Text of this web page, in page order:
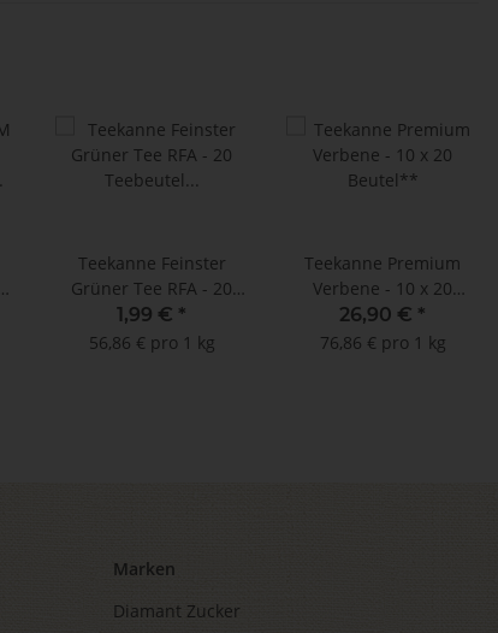
Teekanne Feinster
Grüner Tee RFA - 20
Teebeutel à 1,75 g
1,99 € *
56,86 € pro 1 kg
Teekanne Premium
Verbene - 10 x 20
Beutel**
26,90 € *
76,86 € pro 1 kg
Marken
Diamant Zucker